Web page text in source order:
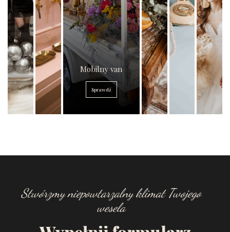
Mobilny van
Sprawdź
Stwórzmy niepowtarzalny klimat Twojego
wesela